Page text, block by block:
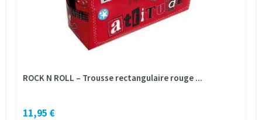
ROCK N ROLL – Trousse rectangulaire rouge ...
11,95 €